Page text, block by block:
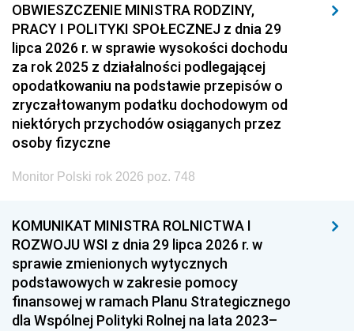
OBWIESZCZENIE MINISTRA RODZINY,
PRACY I POLITYKI SPOŁECZNEJ z dnia 29
lipca 2026 r. w sprawie wysokości dochodu
za rok 2025 z działalności podlegającej
opodatkowaniu na podstawie przepisów o
zryczałtowanym podatku dochodowym od
niektórych przychodów osiąganych przez
osoby fizyczne
Monitor Polski rok 2026 poz. 748
KOMUNIKAT MINISTRA ROLNICTWA I
ROZWOJU WSI z dnia 29 lipca 2026 r. w
sprawie zmienionych wytycznych
podstawowych w zakresie pomocy
finansowej w ramach Planu Strategicznego
dla Wspólnej Polityki Rolnej na lata 2023–